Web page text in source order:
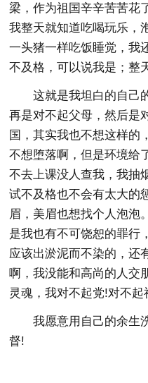
梁，作为祖国辛辛苦苦花
我整天就知道吃喝玩乐，
一头猪一样吃饭睡觉，我
不及格，可以说我是；整
这就是我坦白的自己
再是对不起父母，然后是
国，其实我也不想这样的
不想堕落啊，但是环境给
不去上课没人查我，我抽
试不及格也不会有太大的
眉，美眉也想找个人泡泡
是我也有不可饶恕的罪行
应该出淤泥而不染的，还
啊，我没能和高尚的人交
灵魂，我对不起党!对不
我愿意用自己的余生
督!